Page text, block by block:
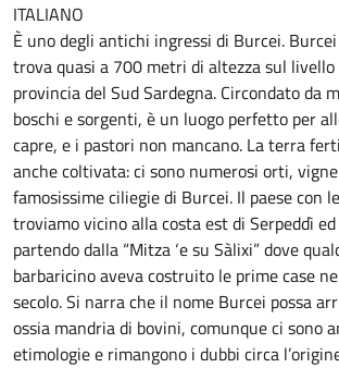
ITALIANO
È uno degli antichi ingressi di Burcei.
trova quasi a 700 metri di altezza sul livello
provincia del Sud Sardegna. Circondato da
boschi e sorgenti, è un luogo perfetto per
capre, e i pastori non mancano. La terra
anche coltivata: ci sono numerosi orti,
famosissime ciliegie di Burcei. Il paese con
troviamo vicino alla costa est di Serpeddì
partendo dalla “Mitza ‘e su Sàlixi” dove
barbaricino aveva costruito le prime case
secolo. Si narra che il nome Burcei possa
ossia mandria di bovini, comunque ci sono
etimologie e rimangono i dubbi circa